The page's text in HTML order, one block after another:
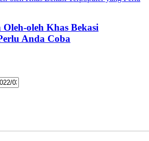
oleh Khas Bekasi
Anda Coba